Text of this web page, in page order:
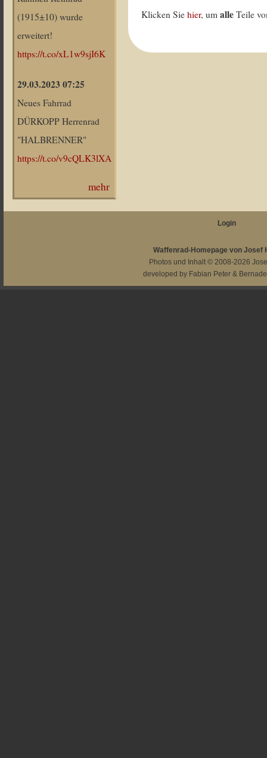
(1915±10) wurde
erweitert!
https://t.co/xL1w9sjI6K
29.03.2023 07:25
Neues Fahrrad
DÜRKOPP Herrenrad
"HALBRENNER"
https://t.co/v9cQLK3lXA
mehr
Klicken Siehier, umalle Teile
Login
Waffenrad-Homepage von Josef
Photos und Inhalt © 2008-2026
developed by Fabian Peter &